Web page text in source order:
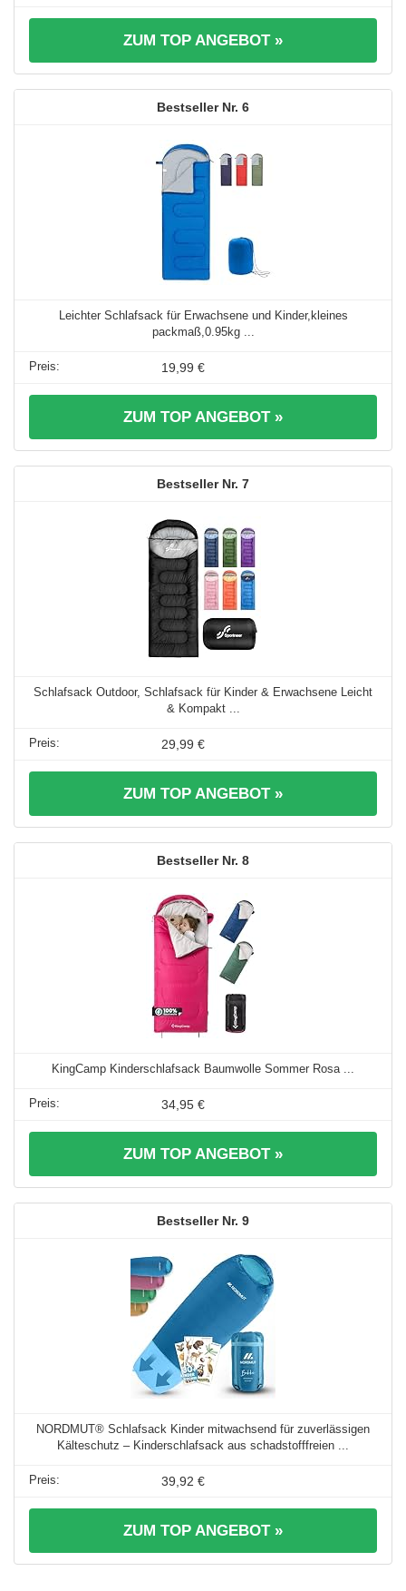
ZUM TOP ANGEBOT »
6
Leichter Schlafsack für Erwachsene und Kinder,kleines
packmaß,0.95kg ...
19,99 €
ZUM TOP ANGEBOT »
7
Schlafsack Outdoor, Schlafsack für Kinder & Erwachsene Leicht
& Kompakt ...
29,99 €
ZUM TOP ANGEBOT »
8
KingCamp Kinderschlafsack Baumwolle Sommer Rosa ...
34,95 €
ZUM TOP ANGEBOT »
9
NORDMUT® Schlafsack Kinder mitwachsend für zuverlässigen
Kälteschutz – Kinderschlafsack aus schadstofffreien ...
39,92 €
ZUM TOP ANGEBOT »